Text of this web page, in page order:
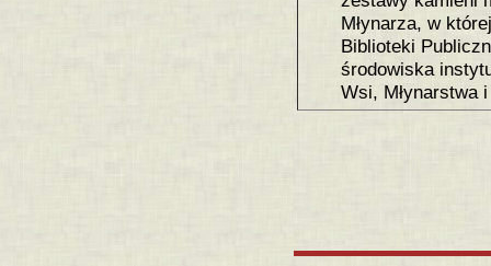
Młynarza, w
Biblioteki
środowiska
Wsi, Młynarstwa